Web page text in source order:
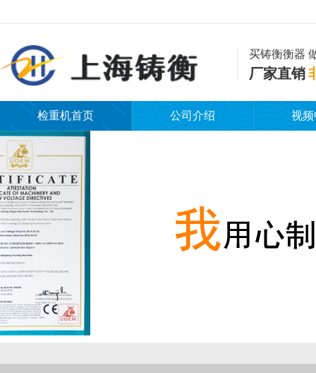
买铸衡衡器
厂家直销
检重机首页 公司介绍 视